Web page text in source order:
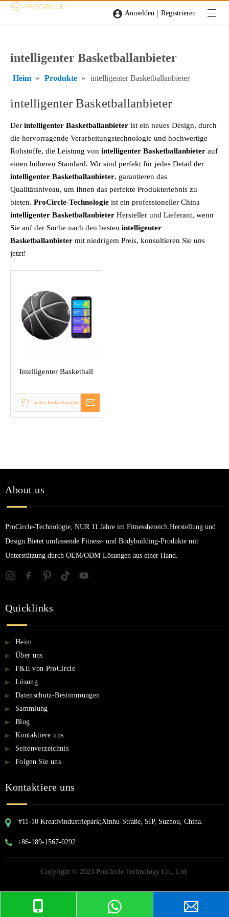
Anmelden | Registrieren
intelligenter Basketballanbieter
Heim » Produkte » intelligenter Basketballanbieter
intelligenter Basketballanbieter
Der intelligenter Basketballanbieter ist ein neues Design, durch
die hervorragende Verarbeitungstechnologie und hochwertige
Rohstoffe, die Leistung von intelligenter Basketballanbieter auf
einen höheren Standard. Wir sind perfekt für jedes Detail der
intelligenter Basketballanbieter, garantieren das
Qualitätsniveau, um Ihnen das perfekte Produkterlebnis zu
bieten. ProCircle-Technologie ist ein professioneller China
intelligenter Basketballanbieter Hersteller und Lieferant, wenn
Sie auf der Suche nach den besten intelligenter
Basketballanbieter mit niedrigem Preis, konsultieren Sie uns
jetzt!
Intelligenter Basketball
In den Einkaufswagen
About us
ProCircle-Technologie, NUR 11 Jahre im Fitnessbereich.Herstellung und
Design.Bietet umfassende Fitness- und Bodybuilding-Produkte mit
Unterstützung durch OEM/ODM-Lösungen aus einer Hand.
Quicklinks
Heim
Über uns
F&E von ProCircle
Lösung
Datenschutz-Bestimmungen
Sammlung
Blog
Kontaktiere uns
Seitenverzeichnis
Folgen Sie uns
Kontaktiere uns
#11-10 Kreativindustriepark;Xinhu-Straße, SIP, Suzhou, China.
+86-189-1567-0292
Copyright © 2023 ProCircle Technology Co., Ltd.